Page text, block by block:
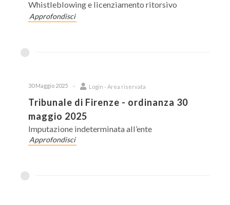
Whistleblowing e licenziamento ritorsivo
Approfondisci
30 Maggio 2025 Login - Area riservata
Tribunale di Firenze - ordinanza 30
maggio 2025
Imputazione indeterminata all’ente
Approfondisci